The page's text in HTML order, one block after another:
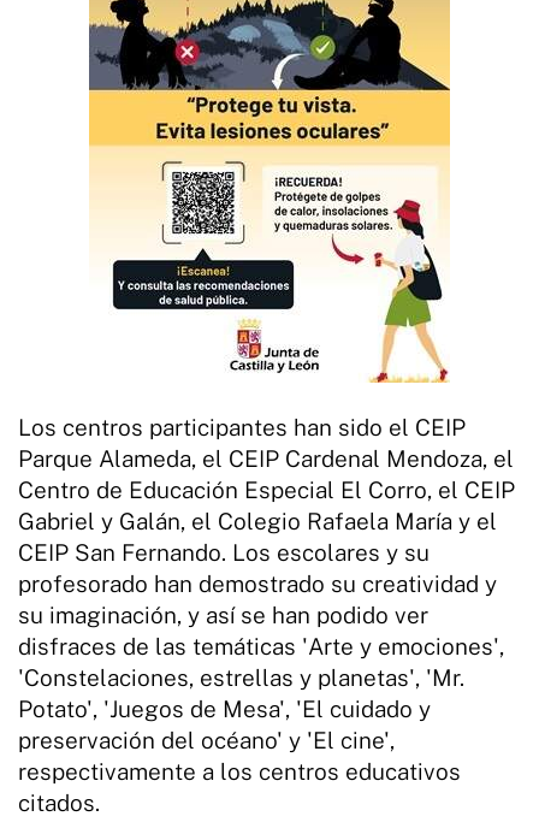
Los centros participantes han sido el CEIP
Parque Alameda, el CEIP Cardenal Mendoza, el
Centro de Educación Especial El Corro, el CEIP
Gabriel y Galán, el Colegio Rafaela María y el
CEIP San Fernando. Los escolares y su
profesorado han demostrado su creatividad y
su imaginación, y así se han podido ver
disfraces de las temáticas 'Arte y emociones',
'Constelaciones, estrellas y planetas', 'Mr.
Potato', 'Juegos de Mesa', 'El cuidado y
preservación del océano' y 'El cine',
respectivamente a los centros educativos
citados.